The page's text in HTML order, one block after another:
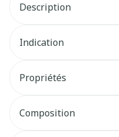
Description
Indication
Propriétés
Composition